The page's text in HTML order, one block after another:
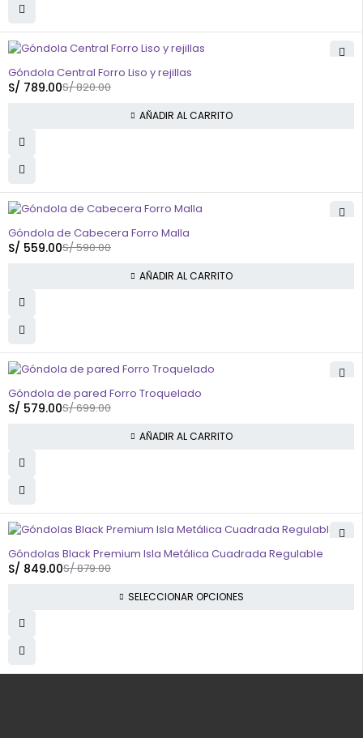
-4%
Góndola Central Forro Liso y rejillas
S/820.00
S/ 789.00
AÑADIR AL CARRITO
-5%
Góndola de Cabecera Forro Malla
S/590.00
S/ 559.00
AÑADIR AL CARRITO
-17%
Góndola de pared Forro Troquelado
S/699.00
S/ 579.00
AÑADIR AL CARRITO
-3%
Góndolas Black Premium Isla Metálica Cuadrada Regulable
S/879.00
S/ 849.00
SELECCIONAR OPCIONES